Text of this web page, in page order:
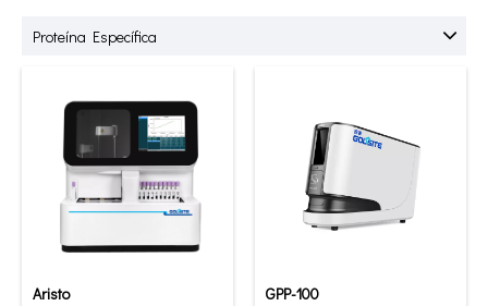
Proteína Específica
Aristo
GPP-100